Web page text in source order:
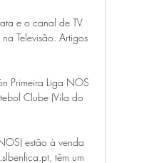
e o canal de TV
Televisão. Artigos
Primeira Liga NOS
Clube (Vila do
estão à venda
têm um